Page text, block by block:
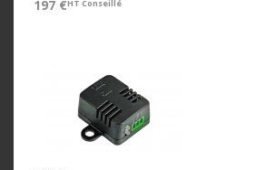
197 €HT Conseillé